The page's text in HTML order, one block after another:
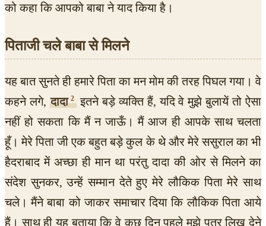
को कहा कि आपको बाबा ने याद किया है।
पिताजी चले बाबा से मिलने
यह बात सुनते ही हमारे पिता का मन मोम की तरह पिघल गया। वे
कहने लगे, दादा 2
इतने बड़े व्यक्ति हैं, यदि वे मुझे बुलायें तो ऐसा
नहीं हो सकता कि मैं न जाऊँ। मैं आज ही आपके साथ चलता
हूँ। मेरे पिता जी एक बहुत बड़े कुल के थे और मेरे ससुराल का भी
हैदराबाद में अच्छा ही मान था परंतु दादा की ओर से मिलने का
संदेश सुनकर, उन्हें सम्मान देते हुए मेरे लौकिक पिता मेरे साथ
चले। मैंने बाबा को जाकर समाचार दिया कि लौकिक पिता आये
हैं। साथ ही यह बताया कि वे कुछ दिन पहले मुझे पत्र लिख देने